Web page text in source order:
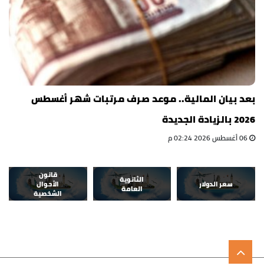
بعد بيان المالية.. موعد صرف مرتبات شهر أغسطس
2026 بالزيادة الجديدة
سعر الدولار
الثانوية
العامة
قانون
الأحوال
الشخصية